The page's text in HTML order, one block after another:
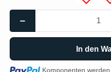
In den
Loading... Komponenten